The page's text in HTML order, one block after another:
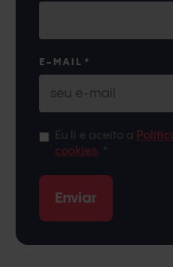
E-MAIL *
cookies